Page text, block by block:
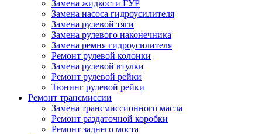
Замена жидкости ГУР
Замена насоса гидроусилителя
Замена рулевой тяги
Замена рулевого наконечника
Замена ремня гидроусилителя
Ремонт рулевой колонки
Замена рулевой втулки
Ремонт рулевой рейки
Тюнинг рулевой рейки
Ремонт трансмиссии
Замена трансмиссионного масла
Ремонт раздаточной коробки
Ремонт заднего моста